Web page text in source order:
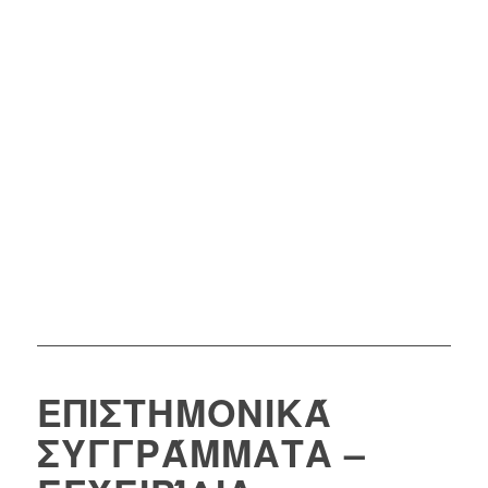
ΕΠΙΣΤΗΜΟΝΙΚΆ
ΣΥΓΓΡΆΜΜΑΤΑ –